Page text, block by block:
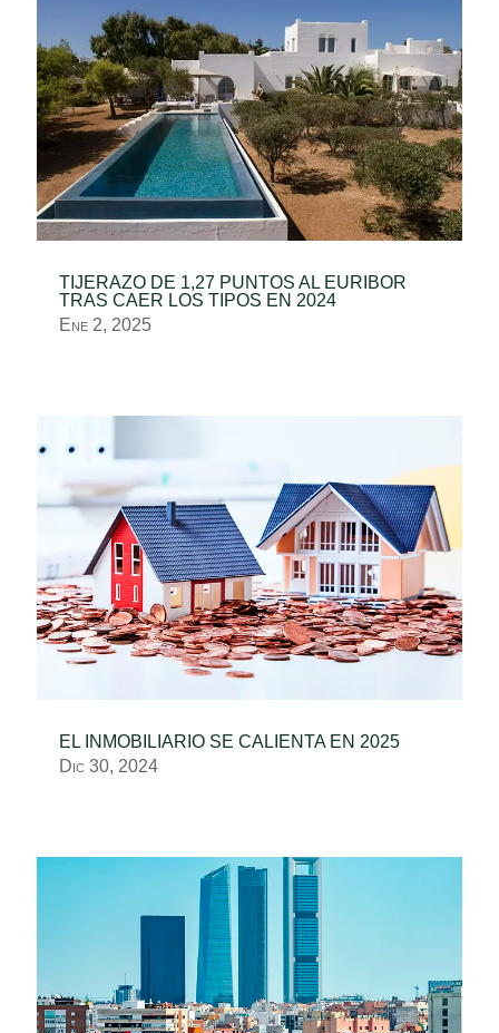
TIJERAZO DE 1,27 PUNTOS AL EURIBOR
TRAS CAER LOS TIPOS EN 2024
Ene 2, 2025
EL INMOBILIARIO SE CALIENTA EN 2025
Dic 30, 2024